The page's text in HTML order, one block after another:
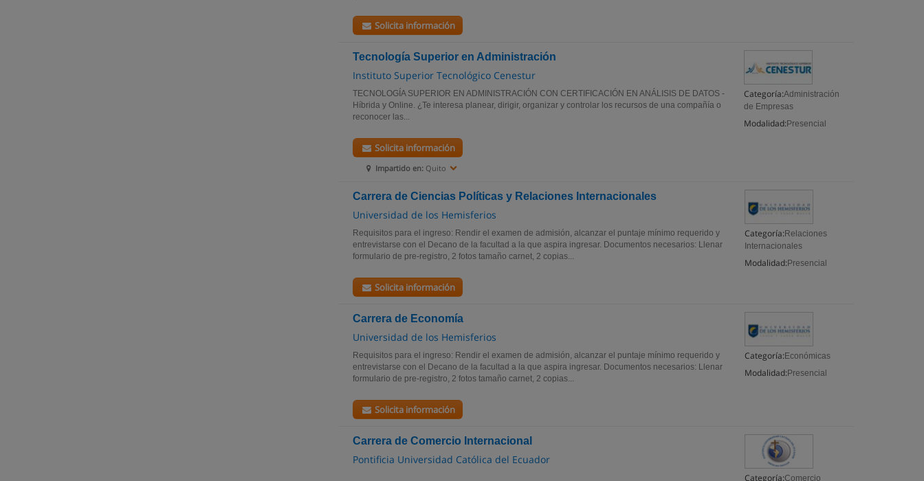
Solicita información
Tecnología Superior en Administración
Instituto Superior Tecnológico Cenestur
Categoría:Administración
de Empresas
Modalidad: Presencial
TECNOLOGÍA SUPERIOR EN ADMINISTRACIÓN CON CERTIFICACIÓN EN ANÁLISIS DE DATOS -
Híbrida y Online. ¿Te interesa planear, dirigir, organizar y controlar los recursos de una compañía o
reconocer las...
Impartido en: Quito
Solicita información
Carrera de Ciencias Políticas y Relaciones Internacionales
Universidad de los Hemisferios
Categoría: Relaciones
Internacionales
Modalidad: Presencial
Requisitos para el ingreso: Rendir el examen de admisión, alcanzar el puntaje mínimo requerido y
entrevistarse con el Decano de la facultad a la que aspira ingresar. Documentos necesarios: Llenar
formulario de pre-registro, 2 fotos tamaño carnet, 2 copias...
Solicita información
Carrera de Economía
Universidad de los Hemisferios
Categoría: Económicas
Modalidad: Presencial
Requisitos para el ingreso: Rendir el examen de admisión, alcanzar el puntaje mínimo requerido y
entrevistarse con el Decano de la facultad a la que aspira ingresar. Documentos necesarios: Llenar
formulario de pre-registro, 2 fotos tamaño carnet, 2 copias...
Solicita información
Carrera de Comercio Internacional
Pontificia Universidad Católica del Ecuador
Categoría:Comercio